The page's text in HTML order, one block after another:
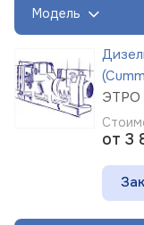
Модель
ЭТРО
от 3